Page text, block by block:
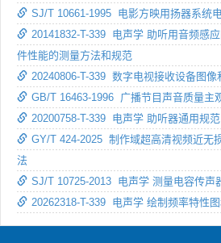
SJ/T 10661-1995 电影方映用扬器系统
20141832-T-339 电声学 助听用音频感
件性能的测量方法和规范
20240806-T-339 数字电视接收设备图
GB/T 16463-1996 广播节目声音质量主
20200758-T-339 电声学 助听器通用规范
GY/T 424-2025 制作域超高清视频近无
法
SJ/T 10725-2013 电声学 测量电容传声
20262318-T-339 电声学 绘制频率特性